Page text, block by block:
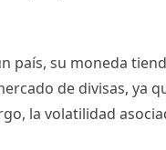
país, su moneda
de divisas, ya
la volatilidad